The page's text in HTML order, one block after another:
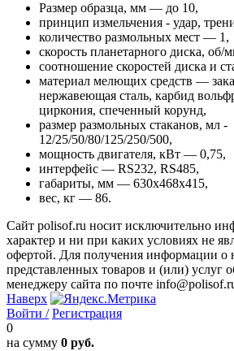
Размер образца, мм — до 10,
принцип измельчения - удар,
количество размольных мест — 1,
скорость планетарного диска,
соотношение скоростей диска и
материал мелющих средств —
нержавеющая сталь, карбид
циркония, спеченный корунд,
размер размольных стаканов, мл -
12/25/50/80/125/250/500,
мощность двигателя, кВт — 0,75,
интерфейс — RS232, RS485,
габариты, мм — 630x468x415,
вес, кг — 86.
Сайт polisof.ru носит исключительно
характер и ни при каких условиях не
офертой. Для получения информации о
представленных товаров и (или) услуг
менеджеру сайта по почте
Наверх
Войти / Регистрация
0
на сумму 0 руб.